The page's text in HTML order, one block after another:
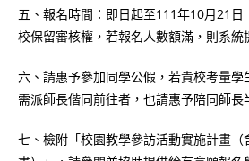
五、報名時間：即日起至111年10月21
校保留審核權，若報名人數額滿，則系統
六、請惠予參加同學公假，若貴校考量
需派師長偕同前往者，也請惠予陪同師長
七、檢附「校園教學參訪活動實施計畫（